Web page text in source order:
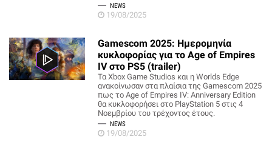
NEWS
19/08/2025
Gamescom 2025: Ημερομηνία
κυκλοφορίας για το Age of Empires
IV στο PS5 (trailer)
Τα Xbox Game Studios και η Worlds Edge
ανακοίνωσαν στα πλαίσια της Gamescom 2025
πως το Age of Empires IV: Anniversary Edition
θα κυκλοφορήσει στο PlayStation 5 στις 4
Νοεμβρίου του τρέχοντος έτους.
NEWS
19/08/2025